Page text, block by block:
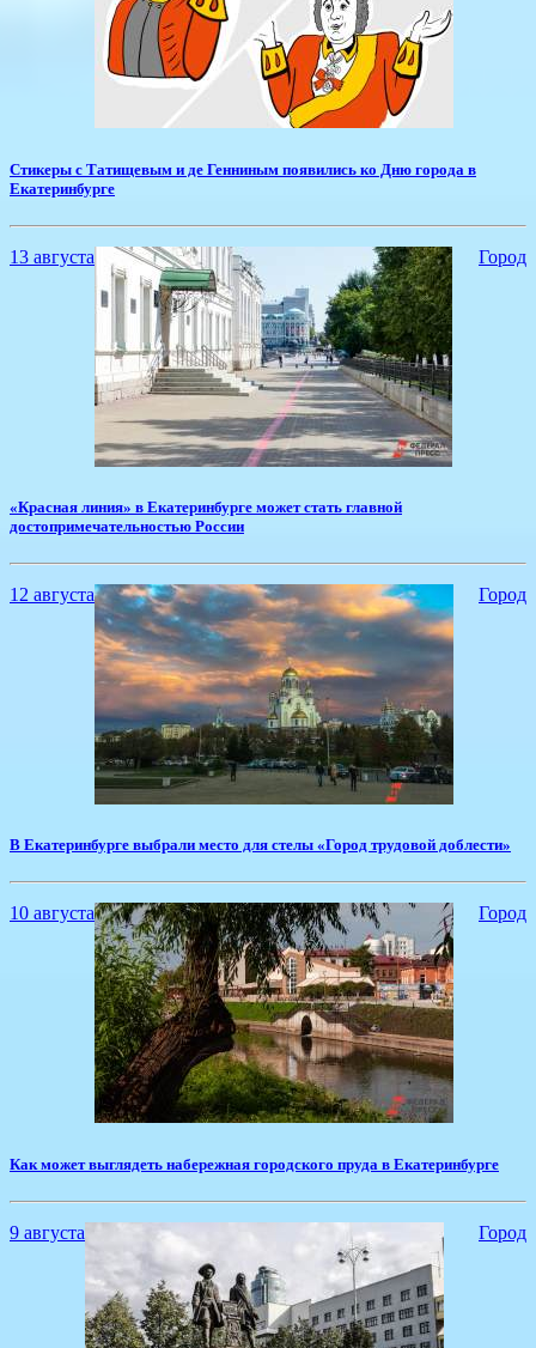
​Стикеры с Татищевым и де Генниным появились ко Дню города в
Екатеринбурге
13 августа Город
​«Красная линия» в Екатеринбурге может стать главной
достопримечательностью России
12 августа Город
​В Екатеринбурге выбрали место для стелы «Город трудовой доблести»
10 августа Город
​Как может выглядеть набережная городского пруда в Екатеринбурге
9 августа Город